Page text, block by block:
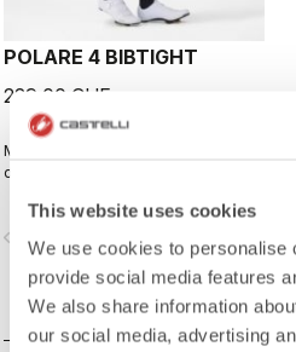
This website uses cookies
We use cookies to personalise
provide social media features
We also share information
our social media, advertising
POLARE 4 BIBTIGHT
229,00 CHF
Mit Polartec® AirCore™-Einsatz auf
der Vorderseite und Thermoflex auf
Fahrten und dem Komfort des KISS
Air2-Sitzpolsters.
navigate_next
VERGLEICHEN